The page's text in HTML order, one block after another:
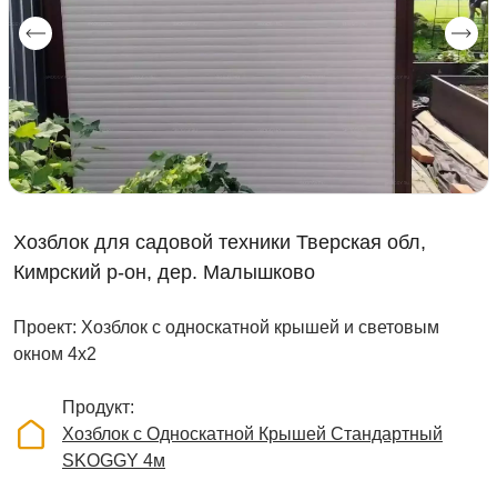
Хозблок для садовой техники Тверская обл,
Кимрский р-он, дер. Малышково
Проект: Хозблок с односкатной крышей и световым
окном 4х2
Продукт
Хозблок с Односкатной Крышей Стандартный
SKOGGY 4м